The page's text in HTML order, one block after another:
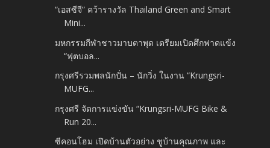
“เอสซีจี” คว้ารางวัล Thailand Green and Smart
Mini...
มหกรรมกีฬาชาวมาบตาพุด เตรียมเปิดศึกฟาดแข้ง
“ฟุตบอล...
กรุงศรีรวมพลนักปั่น – นักวิ่ง ในงาน “Krungsri-
MUFG...
กรุงศรี จัดการแข่งขัน “Krungsri-MUFG Bike &
Run 20...
ซีคอนโฮม เปิดบ้านตัวอย่าง ชูบ้านคุณภาพ และ